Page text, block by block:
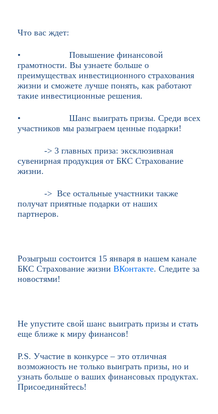
Что вас ждет:
• Повышение финансовой
грамотности. Вы узнаете больше о
преимуществах инвестиционного страхования
жизни и сможете лучше понять, как работают
такие инвестиционные решения.
• Шанс выиграть призы. Среди всех
участников мы разыграем ценные подарки!
-> 3 главных приза: эксклюзивная
сувенирная продукция от БКС Страхование
жизни.
-> Все остальные участники также
получат приятные подарки от наших
партнеров.
Розыгрыш состоится 15 января в нашем канале
БКС Страхование жизни ВКонтакте. Следите за
новостями!
Не упустите свой шанс выиграть призы и стать
еще ближе к миру финансов!
P.S. Участие в конкурсе – это отличная
возможность не только выиграть призы, но и
узнать больше о ваших финансовых продуктах.
Присоединяйтесь!